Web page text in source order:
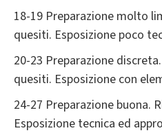
18-19 Preparazione molto
quesiti. Esposizione poco
20-23 Preparazione
quesiti. Esposizione con
24-27 Preparazione buona.
Esposizione tecnica ed